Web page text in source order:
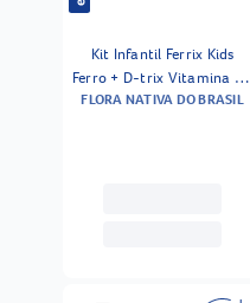
Kit Infantil Ferrix Kids
Ferro + D-trix Vitamina D3
10mcg 400ui + Zintrix
FLORA NATIVA DO BRASIL